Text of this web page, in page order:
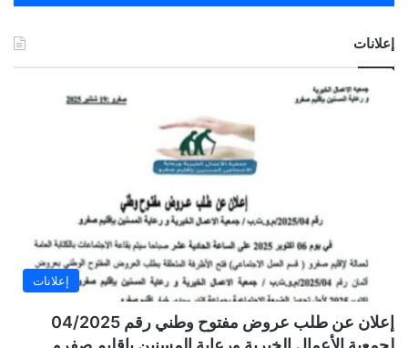
إعلانات
إعلانات
إعلان عن طلب عروض مفتوح وطني رقم 04/2025